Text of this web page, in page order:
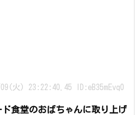
火) 23:22:40.45 ID:eB35mEvq0
食堂のおばちゃんに取り上げ